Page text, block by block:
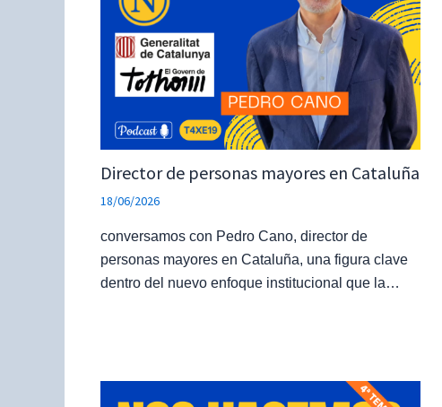
Director de personas mayores en Cataluña
18/06/2026
conversamos con Pedro Cano, director de
personas mayores en Cataluña, una figura clave
dentro del nuevo enfoque institucional que la…